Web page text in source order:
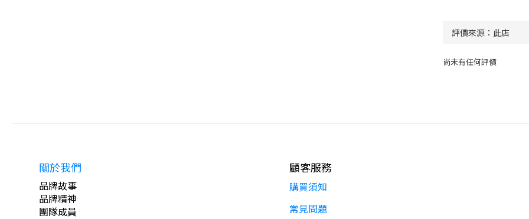
尚未有任何評價
關於我們
品牌故事
品牌精神
團隊成員
顧客服務
購買須知
常見問題